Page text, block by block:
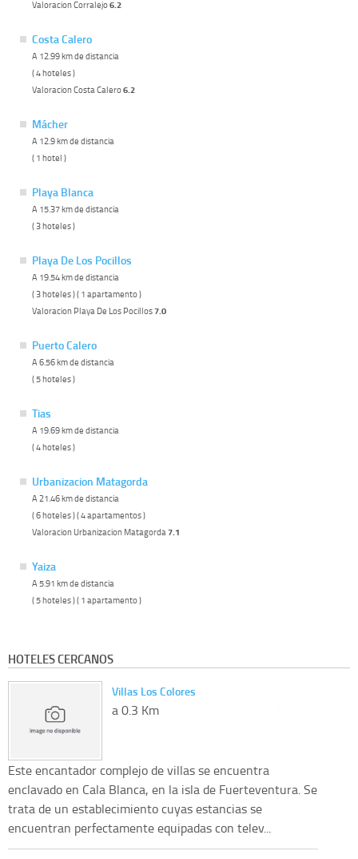
Valoracion Corralejo6.2
Costa Calero
A 12.99 km de distancia
( 4 hoteles )
Valoracion Costa Calero6.2
Mácher
A 12.9 km de distancia
( 1 hotel )
Playa Blanca
A 15.37 km de distancia
( 3 hoteles )
Playa De Los Pocillos
A 19.54 km de distancia
( 3 hoteles ) ( 1 apartamento )
Valoracion Playa De Los Pocillos7.0
Puerto Calero
A 6.56 km de distancia
( 5 hoteles )
Tias
A 19.69 km de distancia
( 4 hoteles )
Urbanizacion Matagorda
A 21.46 km de distancia
( 6 hoteles ) ( 4 apartamentos )
Valoracion Urbanizacion Matagorda 7.1
Yaiza
A 5.91 km de distancia
( 5 hoteles ) ( 1 apartamento )
HOTELES CERCANOS
Villas Los Colores
a 0.3 Km
Este encantador complejo de villas se encuentra
enclavado en Cala Blanca, en la isla de Fuerteventura. Se
trata de un establecimiento cuyas estancias se
encuentran perfectamente equipadas con telev...